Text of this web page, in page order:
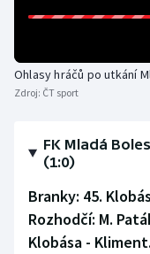
Ohlasy hráčů po utkání
Zdroj: ČT sport
FK Mladá
(1:0)
Branky: 45.
Rozhodčí: M.
Klobása -